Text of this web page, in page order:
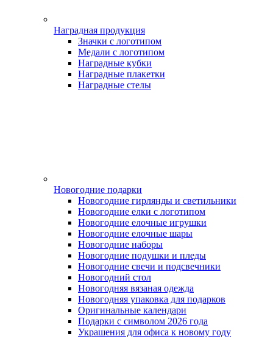
Наградная продукция
Значки с логотипом
Медали с логотипом
Наградные кубки
Наградные плакетки
Наградные стелы
Новогодние подарки
Новогодние гирлянды и светильники
Новогодние елки с логотипом
Новогодние елочные игрушки
Новогодние елочные шары
Новогодние наборы
Новогодние подушки и пледы
Новогодние свечи и подсвечники
Новогодний стол
Новогодняя вязаная одежда
Новогодняя упаковка для подарков
Оригинальные календари
Подарки с символом 2026 года
Украшения для офиса к новому году